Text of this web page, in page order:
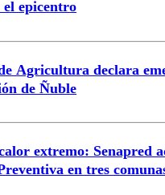
epicentro
Agricultura declara
de Ñuble
extremo: Senapred
en tres